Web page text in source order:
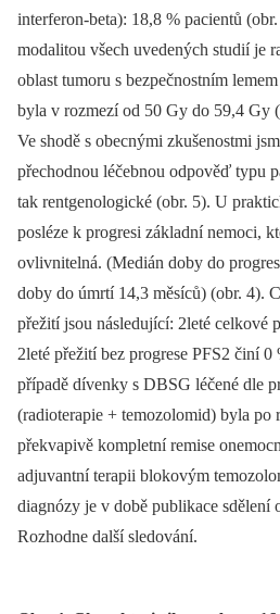
interferon-beta): 18,8 % pacientů
modalitou všech uvedených studií je
oblast tumoru s bezpečnostním
byla v rozmezí od 50 Gy do 59,4 Gy
Ve shodě s obecnými zkušenostmi
přechodnou léčebnou odpověď typu
tak rentgenologické (obr. 5). U
posléze k progresi základní nemoci,
ovlivnitelná. (Medián doby do
doby do úmrtí 14,3 měsíců) (obr. 4).
přežití jsou následující: 2leté celkové
2leté přežití bez progrese PFS2 činí
případě dívenky s DBSG léčené dle
(radioterapie + temozolomid) byla po
překvapivě kompletní remise
adjuvantní terapii blokovým
diagnózy je v době publikace sdělení
Rozhodne další sledování.